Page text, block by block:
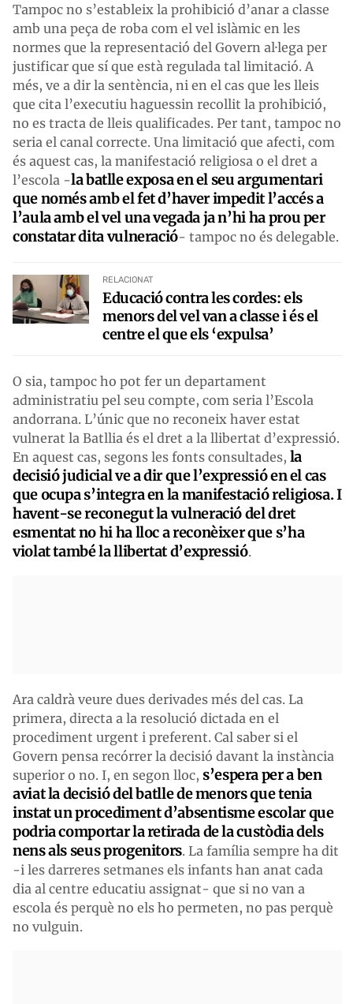
Tampoc no s’estableix la prohibició d’anar a classe
amb una peça de roba com el vel islàmic en les
normes que la representació del Govern al·lega per
justificar que sí que està regulada tal limitació. A
més, ve a dir la sentència, ni en el cas que les lleis
que cita l’executiu haguessin recollit la prohibició,
no es tracta de lleis qualificades. Per tant, tampoc no
seria el canal correcte. Una limitació que afecti, com
és aquest cas, la manifestació religiosa o el dret a
l’escola -la batlle exposa en el seu argumentari
que només amb el fet d’haver impedit l’accés a
l’aula amb el vel una vegada ja n’hi ha prou per
constatar dita vulneració- tampoc no és delegable.
RELACIONAT
Educació contra les cordes: els
menors del vel van a classe i és el
centre el que els ‘expulsa’
O sia, tampoc ho pot fer un departament
administratiu pel seu compte, com seria l’Escola
andorrana. L’únic que no reconeix haver estat
vulnerat la Batllia és el dret a la llibertat d’expressió.
En aquest cas, segons les fonts consultades, la
decisió judicial ve a dir que l’expressió en el cas
que ocupa s’integra en la manifestació religiosa. I
havent-se reconegut la vulneració del dret
esmentat no hi ha lloc a reconèixer que s’ha
violat també la llibertat d’expressió.
Ara caldrà veure dues derivades més del cas. La
primera, directa a la resolució dictada en el
procediment urgent i preferent. Cal saber si el
Govern pensa recórrer la decisió davant la instància
superior o no. I, en segon lloc, s’espera per a ben
aviat la decisió del batlle de menors que tenia
instat un procediment d’absentisme escolar que
podria comportar la retirada de la custòdia dels
nens als seus progenitors. La família sempre ha dit
-i les darreres setmanes els infants han anat cada
dia al centre educatiu assignat- que si no van a
escola és perquè no els ho permeten, no pas perquè
no vulguin.